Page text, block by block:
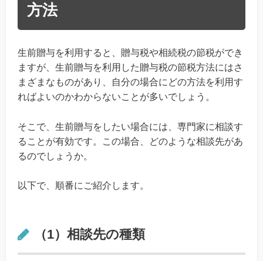
方法
生前贈与を利用すると、贈与税や相続税の節税ができ
ますが、生前贈与を利用した贈与税の節税方法にはさ
まざまなものがあり、自分の場合にどの方法を利用す
ればよいのかわからないことが多いでしょう。
そこで、生前贈与をしたい場合には、専門家に相談す
ることが有効です。この場合、どのような相談先があ
るのでしょうか。
以下で、順番にご紹介します。
（1）相談先の種類